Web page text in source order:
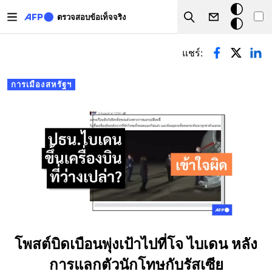
ตรวจสอบข้อเท็จจริง
Search
โหมด
มืด
Primary tabs
การเมืองสหรัฐฯ
แชร์:
โพสต์บิดเบือนพุ่งเป้าไปที่โจ ไบเดน หลัง
การแลกตัวนักโทษกับรัสเซีย